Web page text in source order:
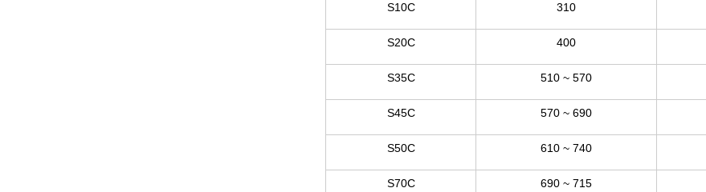
S10C 310
S20C 400
S35C 510 ~ 570
S45C 570 ~ 690
S50C 610 ~ 740
S70C 690 ~ 715